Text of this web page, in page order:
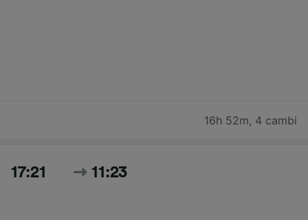
16h 52m, 4 cambi
17:21 11:23